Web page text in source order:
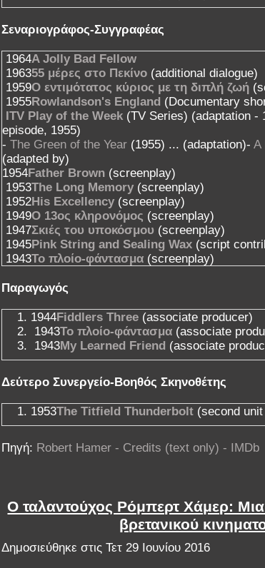
Σεναριογράφος-Συγγραφέας
1964A Jolly Bad Fellow
196355 μέρες στο Πεκίνο(additional dialogue)
1959Ο εντιμότατος κύριος με τη διπλή ζωή
1955Rowlandson's England (Documentary
ITV Play of the Week(TV Series) (adaptation -
episode, 1955)
- The Green of the Year(1955) ... (adaptation)- A
(adapted by)
1954Father Brown(screenplay)
1953The Long Memory(screenplay)
1952His Excellency(screenplay)
1949Ο 13ος κληρονόμος (screenplay)
1947Σκιές του υποκόσμου (screenplay)
1945Pink String and Sealing Wax(script
1943Το πλοίο-φάντασμα(screenplay)
Παραγωγός
1944Fiddlers Three(associate producer)
1943Το πλοίο-φάντασμα(associate
1943My Learned Friend (associate
Δεύτερο Συνεργείο-Βοηθός Σκηνοθέτης
1953The Titfield Thunderbolt(second unit
Πηγή: Robert Hamer - Credits (text only) - IMDb
Ο ταλαντούχος Ρόμπερτ Χάμερ:
βρετανικού
Δημοσιεύθηκε στις Τετ 29 Ιουνίου 2016